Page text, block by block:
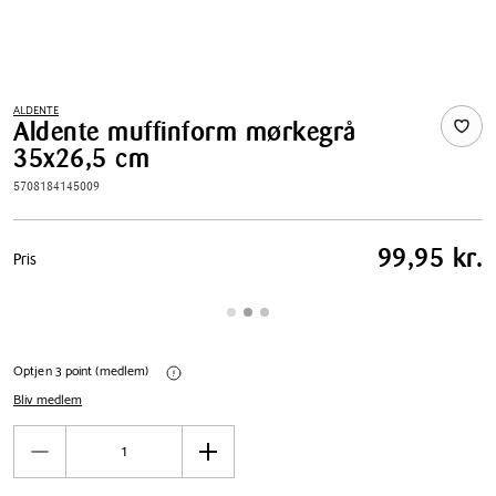
ALDENTE
Aldente muffinform mørkegrå
35x26,5 cm
5708184145009
Pris
tabel
Pris 99,95 kr.
Optjen 3 point (medlem)
Bliv medlem
Antal
Øg